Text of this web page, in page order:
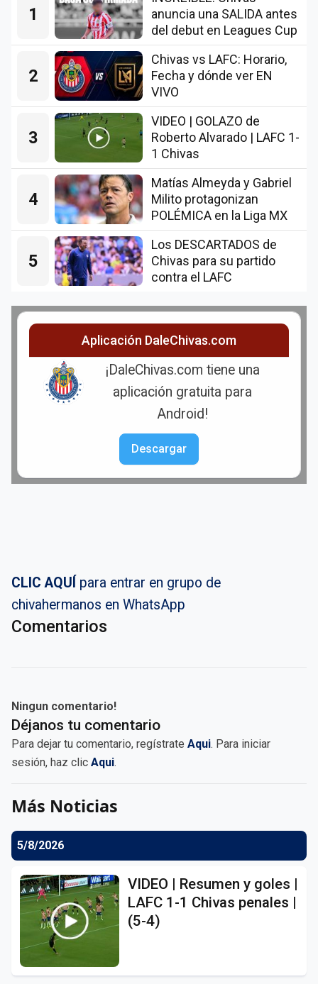
1
anuncia una SALIDA antes
del debut en Leagues Cup
2
Chivas vs LAFC: Horario,
Fecha y dónde ver EN
VIVO
3
VIDEO | GOLAZO de
Roberto Alvarado | LAFC 1-
1 Chivas
4
Matías Almeyda y Gabriel
Milito protagonizan
POLÉMICA en la Liga MX
5
Los DESCARTADOS de
Chivas para su partido
contra el LAFC
Aplicación DaleChivas.com
¡DaleChivas.com tiene una
aplicación gratuita para
Android!
Descargar
CLIC AQUÍ para entrar en grupo de
chivahermanos en WhatsApp
Comentarios
Ningun comentario!
Déjanos tu comentario
Para dejar tu comentario, regístrate Aqui. Para iniciar
sesión, haz clic Aqui.
Más Noticias
5/8/2026
VIDEO | Resumen y goles |
LAFC 1-1 Chivas penales |
(5-4)